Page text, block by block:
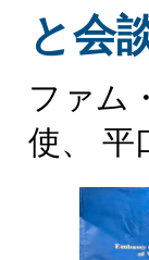
と会
ファム
使、